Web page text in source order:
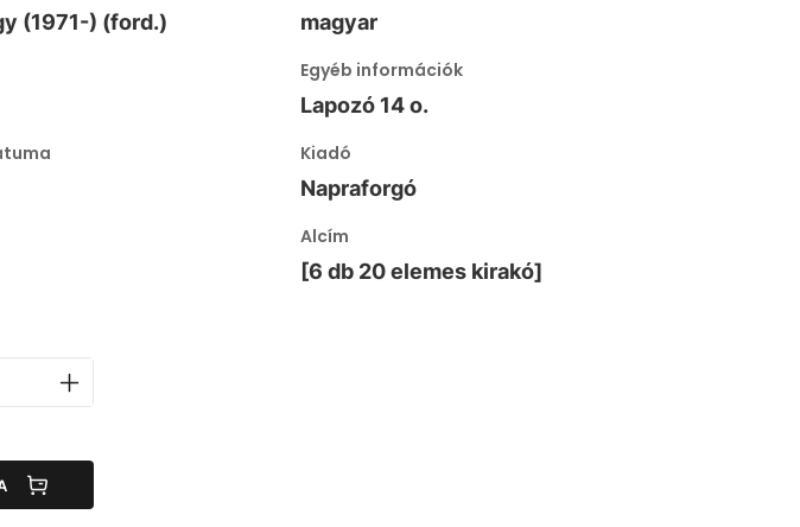
(1971-) (ford.) magyar
Egyéb információk
Lapozó 14 o.
Kiadó
Napraforgó
Alcím
[6 db 20 elemes kirakó]